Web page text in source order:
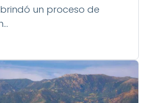
un proceso de